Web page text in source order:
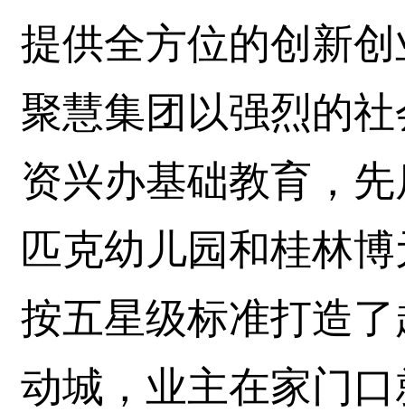
提供全方位的创新
聚慧集团以强烈的
资兴办基础教育，
匹克幼儿园和桂林
按五星级标准打造
动城，业主在家门